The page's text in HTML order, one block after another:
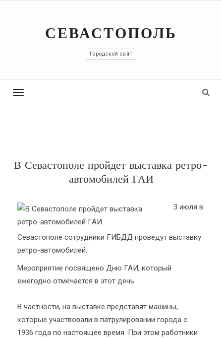
СЕВАСТОПОЛЬ
Городской сайт
Toggle
В Севастополе пройдет выставка ретро-
автомобилей ГАИ
3 июля в
Севастополе сотрудники ГИБДД проведут выставку
ретро-автомобилей.
Мероприятие посвящено Дню ГАИ, который
ежегодно отмечается в этот день.
В частности, на выставке представят машины,
которые участвовали в патрулировании города с
1936 года по настоящее время. При этом работники